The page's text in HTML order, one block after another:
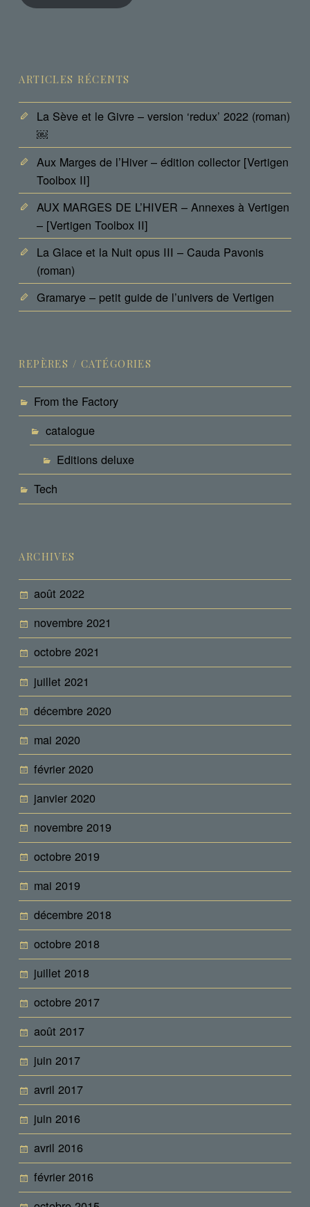
ARTICLES RÉCENTS
La Sève et le Givre – version ‘redux’ 2022 (roman)
￼
Aux Marges de l’Hiver – édition collector [Vertigen
Toolbox II]
AUX MARGES DE L’HIVER – Annexes à Vertigen
– [Vertigen Toolbox II]
La Glace et la Nuit opus III – Cauda Pavonis
(roman)
Gramarye – petit guide de l’univers de Vertigen
REPÈRES / CATÉGORIES
From the Factory
catalogue
Editions deluxe
Tech
ARCHIVES
août 2022
novembre 2021
octobre 2021
juillet 2021
décembre 2020
mai 2020
février 2020
janvier 2020
novembre 2019
octobre 2019
mai 2019
décembre 2018
octobre 2018
juillet 2018
octobre 2017
août 2017
juin 2017
avril 2017
juin 2016
avril 2016
février 2016